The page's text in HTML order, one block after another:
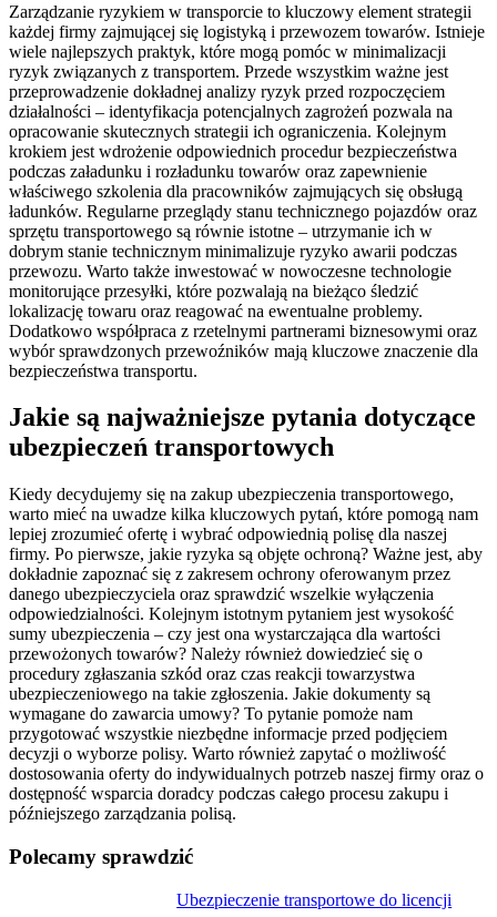
Zarządzanie ryzykiem w transporcie to kluczowy element strategii
każdej firmy zajmującej się logistyką i przewozem towarów. Istnieje
wiele najlepszych praktyk, które mogą pomóc w minimalizacji
ryzyk związanych z transportem. Przede wszystkim ważne jest
przeprowadzenie dokładnej analizy ryzyk przed rozpoczęciem
działalności – identyfikacja potencjalnych zagrożeń pozwala na
opracowanie skutecznych strategii ich ograniczenia. Kolejnym
krokiem jest wdrożenie odpowiednich procedur bezpieczeństwa
podczas załadunku i rozładunku towarów oraz zapewnienie
właściwego szkolenia dla pracowników zajmujących się obsługą
ładunków. Regularne przeglądy stanu technicznego pojazdów oraz
sprzętu transportowego są równie istotne – utrzymanie ich w
dobrym stanie technicznym minimalizuje ryzyko awarii podczas
przewozu. Warto także inwestować w nowoczesne technologie
monitorujące przesyłki, które pozwalają na bieżąco śledzić
lokalizację towaru oraz reagować na ewentualne problemy.
Dodatkowo współpraca z rzetelnymi partnerami biznesowymi oraz
wybór sprawdzonych przewoźników mają kluczowe znaczenie dla
bezpieczeństwa transportu.
Jakie są najważniejsze pytania dotyczące
ubezpieczeń transportowych
Kiedy decydujemy się na zakup ubezpieczenia transportowego,
warto mieć na uwadze kilka kluczowych pytań, które pomogą nam
lepiej zrozumieć ofertę i wybrać odpowiednią polisę dla naszej
firmy. Po pierwsze, jakie ryzyka są objęte ochroną? Ważne jest, aby
dokładnie zapoznać się z zakresem ochrony oferowanym przez
danego ubezpieczyciela oraz sprawdzić wszelkie wyłączenia
odpowiedzialności. Kolejnym istotnym pytaniem jest wysokość
sumy ubezpieczenia – czy jest ona wystarczająca dla wartości
przewożonych towarów? Należy również dowiedzieć się o
procedury zgłaszania szkód oraz czas reakcji towarzystwa
ubezpieczeniowego na takie zgłoszenia. Jakie dokumenty są
wymagane do zawarcia umowy? To pytanie pomoże nam
przygotować wszystkie niezbędne informacje przed podjęciem
decyzji o wyborze polisy. Warto również zapytać o możliwość
dostosowania oferty do indywidualnych potrzeb naszej firmy oraz o
dostępność wsparcia doradcy podczas całego procesu zakupu i
późniejszego zarządzania polisą.
Polecamy sprawdzić
Ubezpieczenie transportowe do licencji